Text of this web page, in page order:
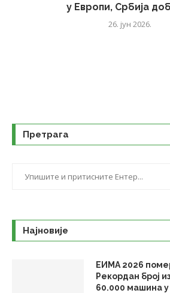
у Европи, Србија
26. јун 2026.
Претрага
Најновије
ЕИМА 2026
Рекордан број
60.000 машина